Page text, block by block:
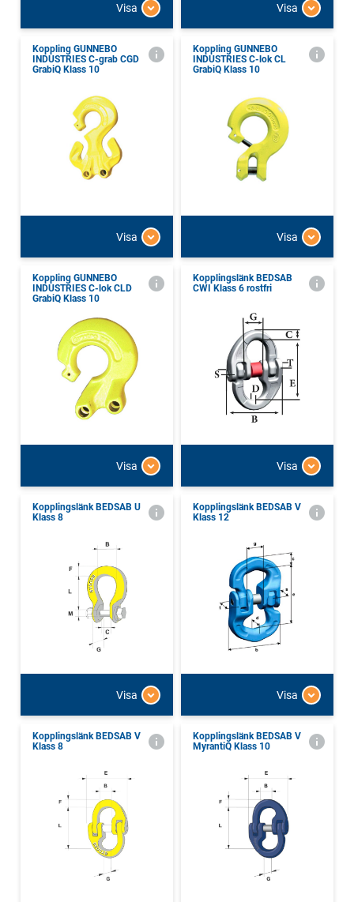
Visa Visa
Koppling GUNNEBO
INDUSTRIES C-grab CGD
GrabiQ Klass 10
Visa
Koppling GUNNEBO
INDUSTRIES C-lok CL
GrabiQ Klass 10
Visa
Koppling GUNNEBO
INDUSTRIES C-lok CLD
GrabiQ Klass 10
Visa
Kopplingslänk BEDSAB
CWI Klass 6 rostfri
Visa
Kopplingslänk BEDSAB U
Klass 8
Visa
Kopplingslänk BEDSAB V
Klass 12
Visa
Kopplingslänk BEDSAB V
Klass 8
Kopplingslänk BEDSAB V
MyrantiQ Klass 10